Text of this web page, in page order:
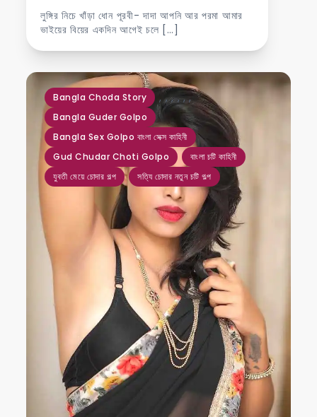
লুঙ্গির নিচে খাঁড়া ধোন পূরবী- দাদা আপনি আর পরমা আমার
ভাইয়ের বিয়ের একদিন আগেই চলে […]
Bangla Choda Story ,
Bangla Guder Golpo
,
Bangla Sex Golpo বাংলা সেক্স কাহিনী
,
Gud Chudar Choti Golpo
,
বাংলা চটি কাহিনী
,
যুবতী মেয়ে চোদার গল্প
,
সত্যি চোদার নতুন চটি গল্প